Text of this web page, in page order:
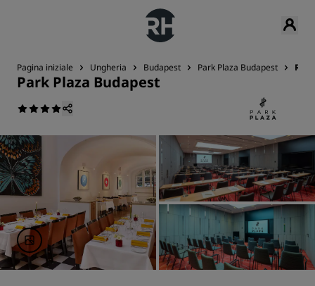
Pagina iniziale Ungheria Budapest Park Plaza Budapest
Park Plaza Budapest